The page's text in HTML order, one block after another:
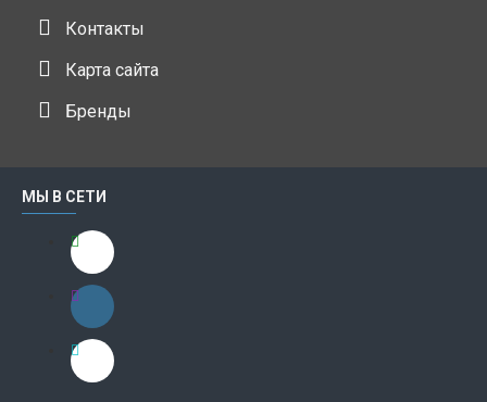
Контакты
Карта сайта
Бренды
МЫ В СЕТИ